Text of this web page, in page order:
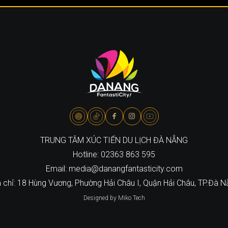
TRUNG TÂM XÚC TIẾN DU LỊCH ĐÀ NẴNG
Hotline: 02363 863 595
Email: media@danangfantasticity.com
18 Hùng Vương, Phường Hải Châu I, Quận Hải Châu, TP.Đà
Designed by Miko Tech